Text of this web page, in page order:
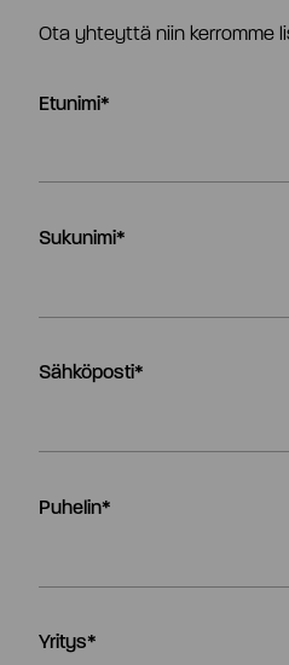
Ota yhteyttä niin kerromme
Etunimi*
Sukunimi*
Sähköposti*
Puhelin*
Yritys*